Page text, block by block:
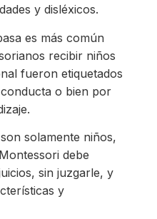
y disléxicos.
es más común
recibir niños
fueron etiquetados
o bien por
solamente niños,
debe
sin juzgarle, y
y